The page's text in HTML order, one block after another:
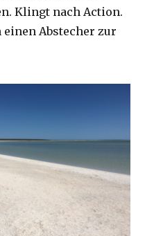
Klingt nach Action.
Abstecher zur